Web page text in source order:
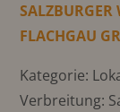
SALZBURGER
FLACHGAU
Kategorie:
Verbreitung: